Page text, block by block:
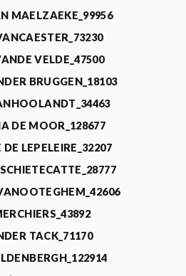
MAELZAEKE_99956
VELDE_47500
BRUGGEN_18103
DE MOOR_128677
LEPELEIRE_32207
TACK_71170